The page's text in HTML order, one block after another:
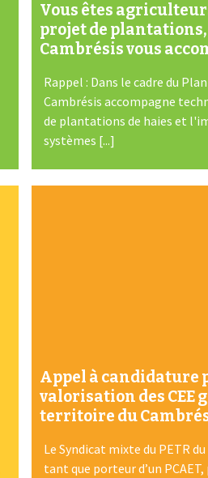
Vous êtes
projet de plantations,
Cambrésis vous
Rappel : Dans le cadre du
Cambrésis accompagne
de plantations de haies et
systèmes [...]
Appel à candidature
valorisation des CEE
territoire du
Le Syndicat mixte du PETR
tant que porteur d’un PCAET,